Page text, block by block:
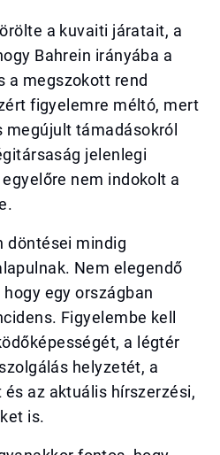
a kuvaiti járatait, a
Bahrein irányába a
a megszokott rend
figyelemre méltó, mert
megújult támadásokról
jelenlegi
nem indokolt a
döntései mindig
Nem elegendő
egy országban
Figyelembe kell
a légtér
helyzetét, a
az aktuális hírszerzési,
is.